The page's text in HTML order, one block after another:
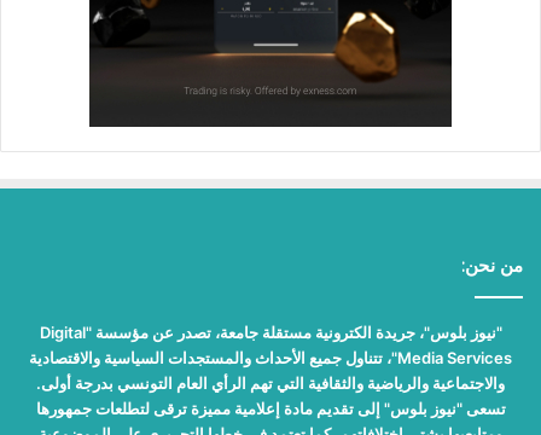
من نحن:
"نيوز بلوس"، جريدة الكترونية مستقلة جامعة، تصدر عن مؤسسة "Digital
Media Services"، تتناول جميع الأحداث والمستجدات السياسية والاقتصادية
والاجتماعية والرياضية والثقافية التي تهم الرأي العام التونسي بدرجة أولى.
تسعى "نيوز بلوس" إلى تقديم مادة إعلامية مميزة ترقى لتطلعات جمهورها